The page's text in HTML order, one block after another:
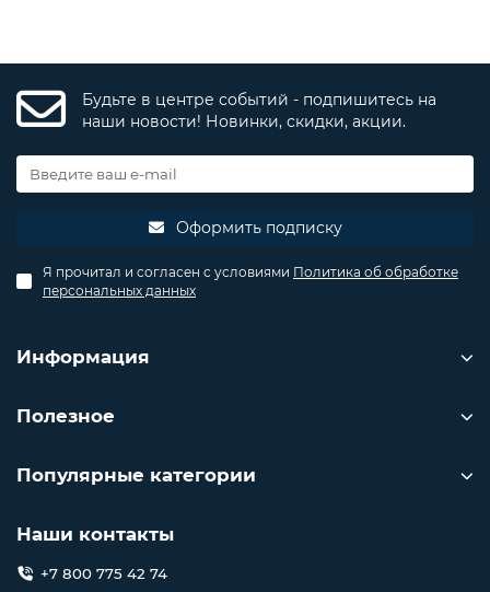
Будьте в центре событий - подпишитесь на
наши новости! Новинки, скидки, акции.
Оформить подписку
Я прочитал и согласен с условиями Политика об обработке
персональных данных
Информация
Полезное
Популярные категории
Наши контакты
+7 800 775 42 74